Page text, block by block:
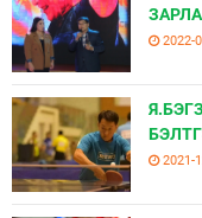
2022-
2021-